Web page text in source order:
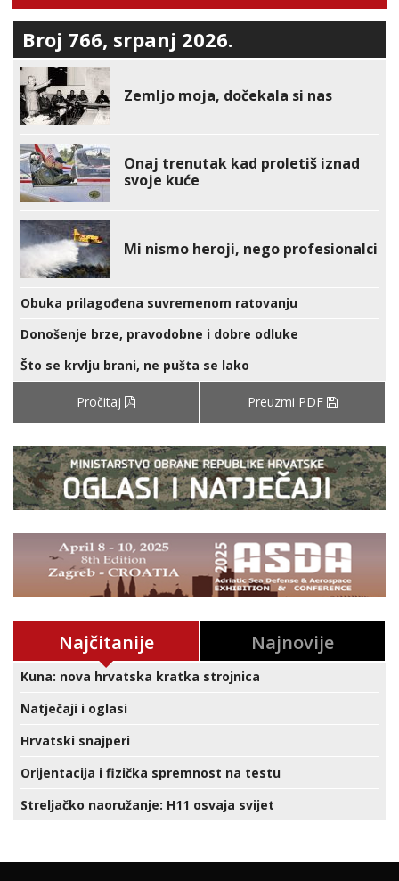
Broj 766, srpanj 2026.
Zemljo moja, dočekala si nas
Onaj trenutak kad proletiš iznad
svoje kuće
Mi nismo heroji, nego profesionalci
Obuka prilagođena suvremenom ratovanju
Donošenje brze, pravodobne i dobre odluke
Što se krvlju brani, ne pušta se lako
Pročitaj Preuzmi PDF
Najčitanije Najnovije
Kuna: nova hrvatska kratka strojnica
Natječaji i oglasi
Hrvatski snajperi
Orijentacija i fizička spremnost na testu
Streljačko naoružanje: H11 osvaja svijet